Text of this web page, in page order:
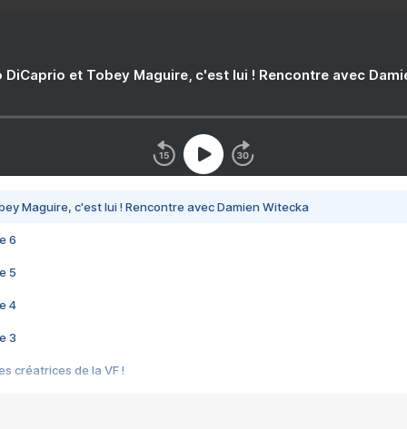
DiCaprio et Tobey Maguire, c'est lui ! Rencontre avec
Maguire, c'est lui ! Rencontre avec Damien Witecka
6
5
4
3
créatrices de la VF !